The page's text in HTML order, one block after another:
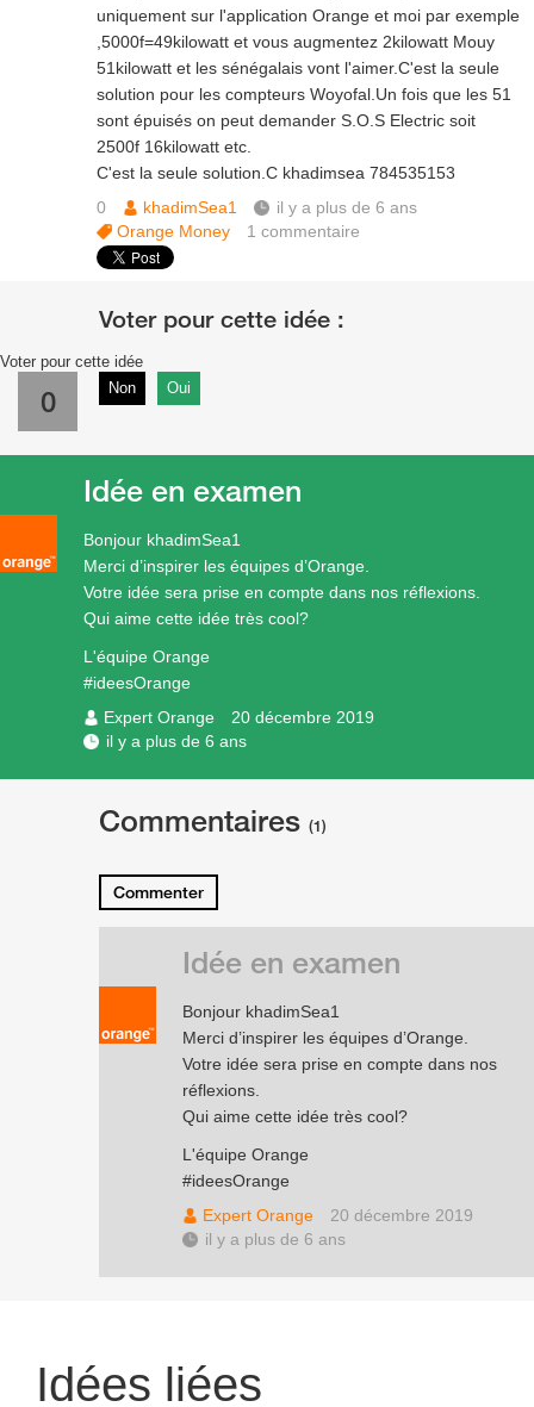
uniquement sur l'application Orange et moi par exemple
,5000f=49kilowatt et vous augmentez 2kilowatt Mouy
51kilowatt et les sénégalais vont l'aimer.C'est la seule
solution pour les compteurs Woyofal.Un fois que les 51
sont épuisés on peut demander S.O.S Electric soit
2500f 16kilowatt etc.
C'est la seule solution.C khadimsea 784535153
0
khadimSea1
il y a plus de 6 ans
Orange Money
1commentaire
Voter pour cette idée
0 Non Oui
Bonjour khadimSea1
Merci d’inspirer les équipes d’Orange.
Votre idée sera prise en compte dans nos réflexions.
Qui aime cette idée très cool?
L'équipe Orange
#ideesOrange
Expert Orange
20 décembre 2019
il y a plus de 6 ans
Idée en examen
Commentaires (1)
Commenter
Bonjour khadimSea1
Merci d’inspirer les équipes d’Orange.
Votre idée sera prise en compte dans nos
réflexions.
Qui aime cette idée très cool?
L'équipe Orange
#ideesOrange
Expert Orange
20 décembre 2019
il y a plus de 6 ans
Idée en examen
Idées liées